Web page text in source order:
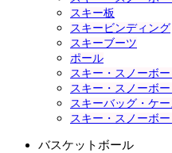
スキー板
スキービンディング
スキーブーツ
ポール
スキー・スノーボ
スキー・スノーボ
スキーバッグ・ケー
スキー・スノーボ
バスケットボール